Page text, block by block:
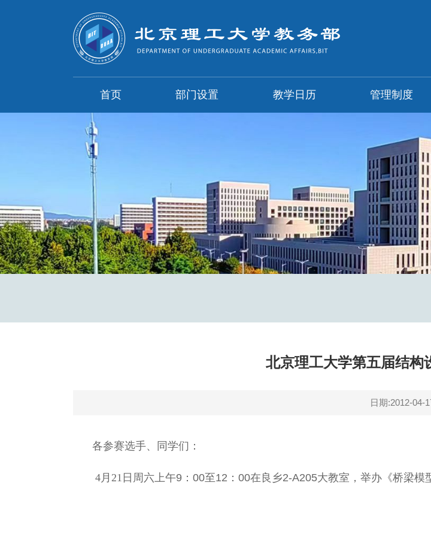
首页 部门设置 教学日历 管理制度
北京理工大学第五届结构
日期:2012-04-
各参赛选手、同学们：
4月21日 周六上午9：00至12：00在良乡2-A205大教室，举办《桥梁模